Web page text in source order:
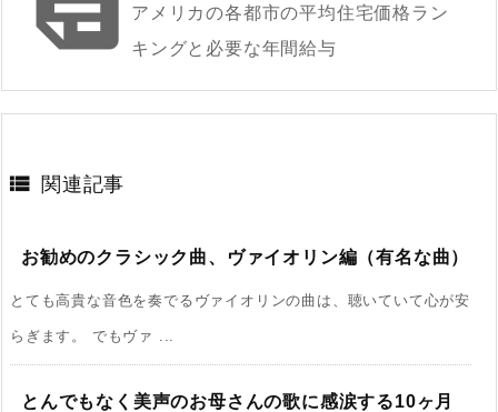
アメリカの各都市の平均住宅価格ラン
キングと必要な年間給与
 関連記事
お勧めのクラシック曲、ヴァイオリン編（有名な曲）
とても高貴な音色を奏でるヴァイオリンの曲は、聴いていて心が安
らぎます。 でもヴァ ...
とんでもなく美声のお母さんの歌に感涙する10ヶ月